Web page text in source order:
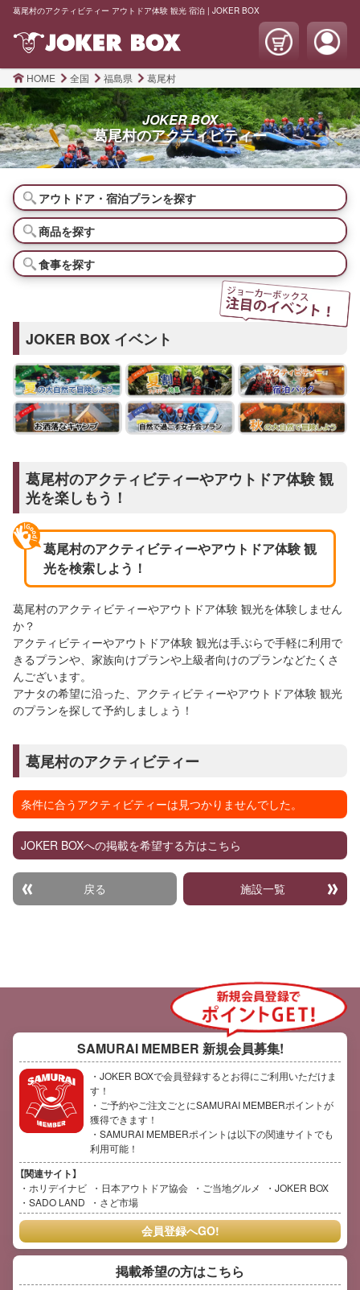
葛尾村のアクティビティー アウトドア体験 観光 宿泊 | JOKER BOX
HOME 全国 福島県 葛尾村
JOKER BOX
葛尾村のアクティビティー
アウトドア・宿泊プランを探す
商品を探す
食事を探す
JOKER BOX イベント
葛尾村のアクティビティーやアウトドア体験 観
光を楽しもう！
葛尾村のアクティビティーやアウトドア体験 観
光を検索しよう！
葛尾村のアクティビティーやアウトドア体験 観光を体験しません
か？
アクティビティーやアウトドア体験 観光は手ぶらで手軽に利用で
きるプランや、家族向けプランや上級者向けのプランなどたくさ
んございます。
アナタの希望に沿った、アクティビティーやアウトドア体験 観光
のプランを探して予約しましょう！
葛尾村のアクティビティー
条件に合うアクティビティーは見つかりませんでした。
JOKER BOXへの掲載を希望する方はこちら
戻る 施設一覧
SAMURAI MEMBER 新規会員募集!
・JOKER BOXで会員登録するとお得にご利用いただけま
す！
・ご予約やご注文ごとにSAMURAI MEMBERポイントが
獲得できます！
・SAMURAI MEMBERポイントは以下の関連サイトでも
利用可能！
【関連サイト】
ホリデイナビ 日本アウトドア協会 ご当地グルメ
JOKER BOX
SADO LAND
さど市場
会員登録へGO!
掲載希望の方はこちら